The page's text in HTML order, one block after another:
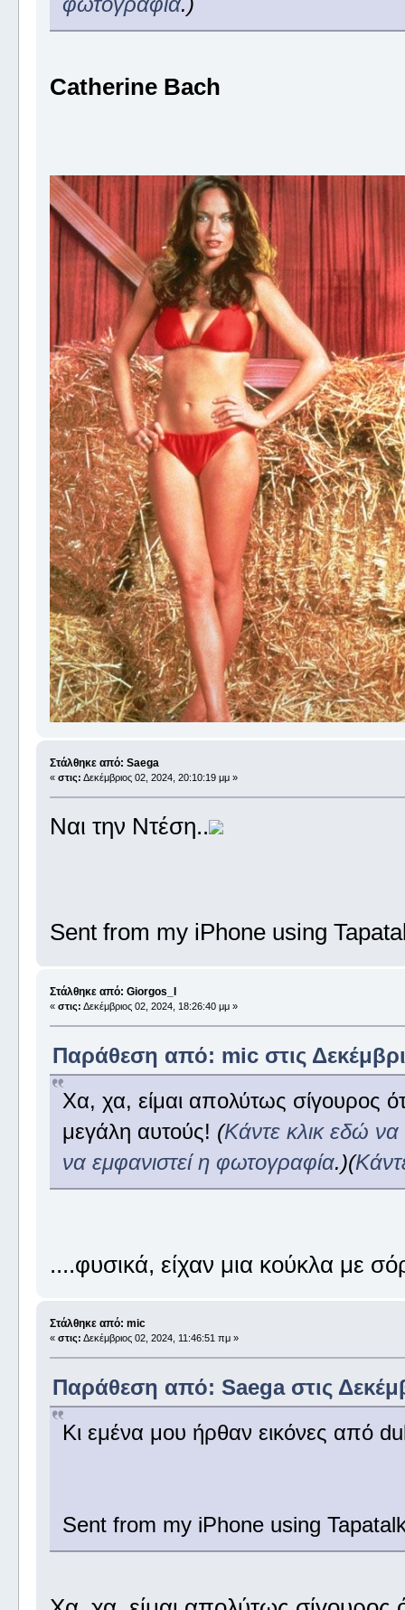
Catherine Bach
Στάλθηκε από: Saega
« στις: Δεκέμβριος 02, 2024, 20:10:19 μμ »
Ναι την Ντέση..
Sent from my iPhone using
Στάλθηκε από: Giorgos_I
« στις: Δεκέμβριος 02, 2024, 18:26:40 μμ »
Παράθεση από: mic στις
Χα, χα, είμαι απολύτως σίγουρος
μεγάλη αυτούς! (Κάντε κλικ εδώ να
να εμφανιστεί η φωτογραφία.)(
....φυσικά, είχαν μια κούκλα με
Στάλθηκε από: mic
« στις: Δεκέμβριος 02, 2024, 11:46:51 πμ »
Παράθεση από: Saega στις
Κι εμένα μου ήρθαν εικόνες από
Sent from my iPhone using